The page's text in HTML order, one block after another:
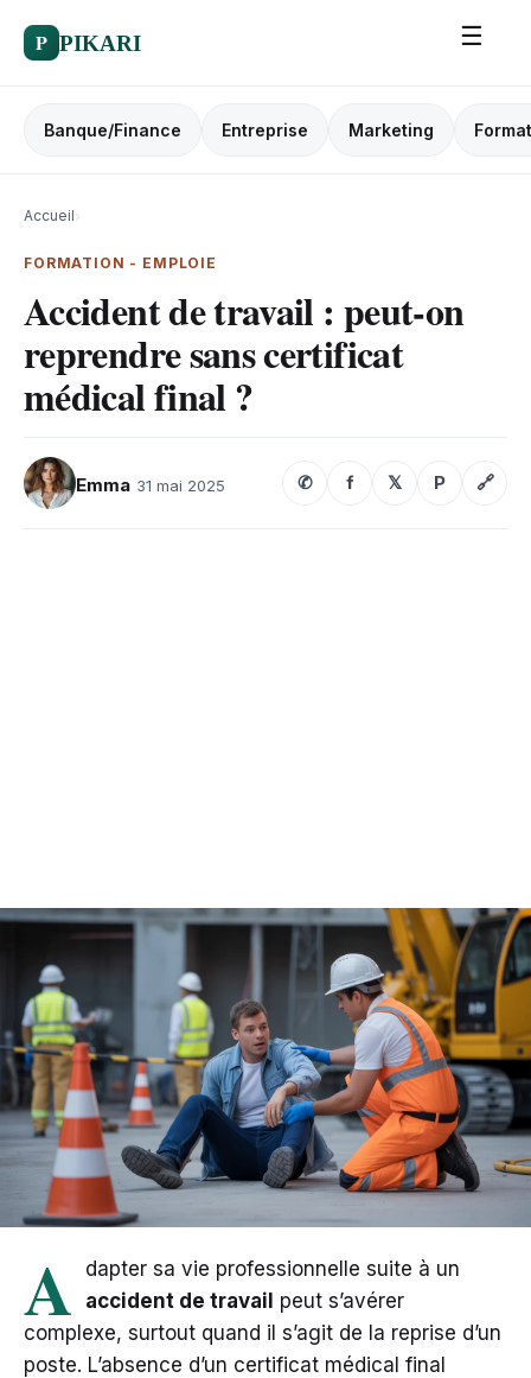
P PIKARI ☰
Banque/Finance Entreprise Marketing
Accueil›
FORMATION - EMPLOIE
Accident de travail : peut-on
reprendre sans certificat
médical final ?
Emma 31 mai 2025 ✆ f 𝕏 P 🔗
A
dapter sa vie professionnelle suite à un
accident de travail peut s’avérer
complexe, surtout quand il s’agit de la reprise d’un
poste. L’absence d’un certificat médical final